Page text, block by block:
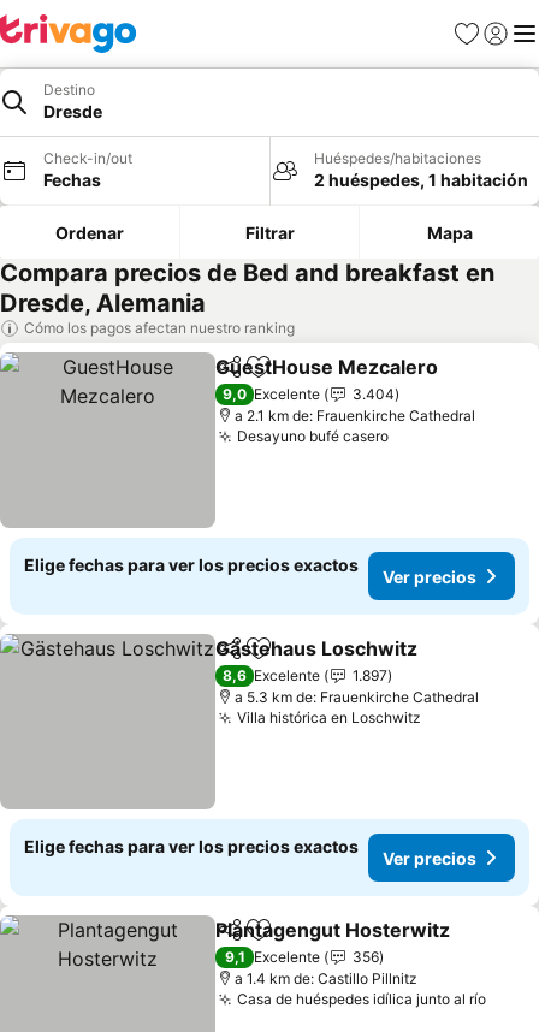
Favoritos
Iniciar
Destino
Dresde
Check-in/out
Fechas
Huéspedes/habitaciones
2 huéspedes, 1 habitación
Ordenar Filtrar Mapa
Compara precios de Bed and breakfast en
Dresde, Alemania
Cómo los pagos afectan nuestro ranking
CompartirAgregar a favoritos
GuestHouse Mezcalero
9,0 Excelente
3.404
a 2.1 km de: Frauenkirche Cathedral
Desayuno bufé casero
Elige fechas para ver los precios exactos
Ver precios
CompartirAgregar a favoritos
Gästehaus Loschwitz
8,6 Excelente
1.897
a 5.3 km de: Frauenkirche Cathedral
Villa histórica en Loschwitz
Elige fechas para ver los precios exactos
Ver precios
CompartirAgregar a favoritos
Plantagengut Hosterwitz
9,1 Excelente
356
a 1.4 km de: Castillo Pillnitz
Casa de huéspedes idílica junto al río